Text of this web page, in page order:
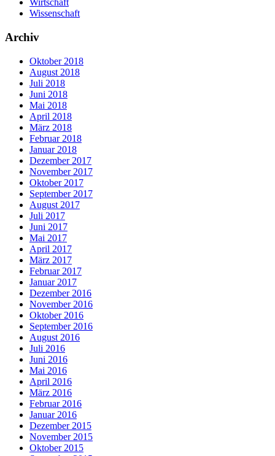
Wirtschaft
Wissenschaft
Archiv
Oktober 2018
August 2018
Juli 2018
Juni 2018
Mai 2018
April 2018
März 2018
Februar 2018
Januar 2018
Dezember 2017
November 2017
Oktober 2017
September 2017
August 2017
Juli 2017
Juni 2017
Mai 2017
April 2017
März 2017
Februar 2017
Januar 2017
Dezember 2016
November 2016
Oktober 2016
September 2016
August 2016
Juli 2016
Juni 2016
Mai 2016
April 2016
März 2016
Februar 2016
Januar 2016
Dezember 2015
November 2015
Oktober 2015